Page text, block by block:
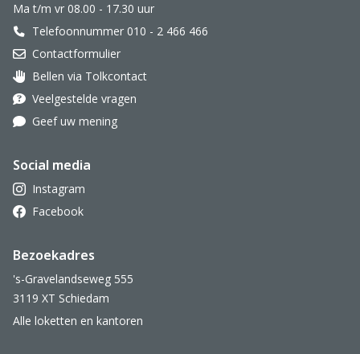
Ma t/m vr 08.00 - 17.30 uur
Telefoonnummer 010 - 2 466 466
Contactformulier
Oor met hoortoestel
Bellen via Tolkcontact
Veelgestelde vragen
Geef uw mening
Social media
Instagram
Facebook
Bezoekadres
's-Gravelandseweg 555
3119 XT Schiedam
Alle loketten en kantoren